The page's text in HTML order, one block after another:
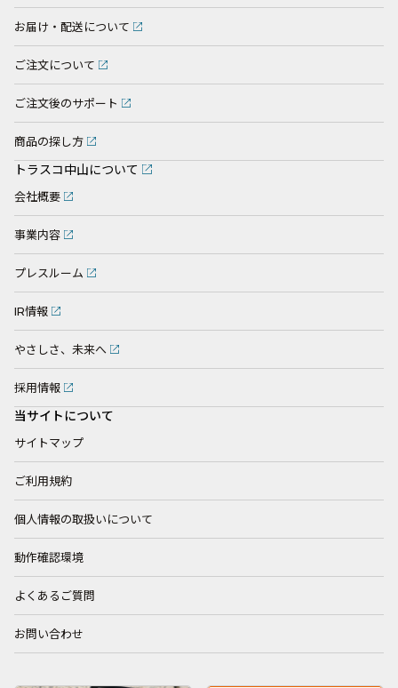
お届け・配送について
ご注文について
ご注文後のサポート
商品の探し方
トラスコ中山について
会社概要
事業内容
プレスルーム
IR情報
やさしさ、未来へ
採用情報
当サイトについて
サイトマップ
ご利用規約
個人情報の取扱いについて
動作確認環境
よくあるご質問
お問い合わせ